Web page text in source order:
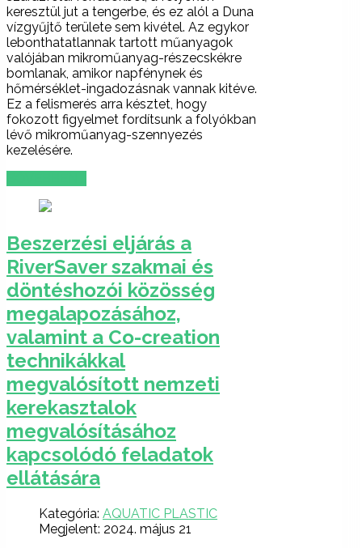
keresztül jut a tengerbe, és ez alól a Duna
vízgyűjtő területe sem kivétel. Az egykor
lebonthatatlannak tartott műanyagok
valójában mikroműanyag-részecskékre
bomlanak, amikor napfénynek és
hőmérséklet-ingadozásnak vannak kitéve.
Ez a felismerés arra késztet, hogy
fokozott figyelmet fordítsunk a folyókban
lévő mikroműanyag-szennyezés
kezelésére.
Beszerzési eljárás a
RiverSaver szakmai és
döntéshozói közösség
megalapozásához,
valamint a Co-creation
technikákkal
megvalósított nemzeti
kerekasztalok
megvalósításához
kapcsolódó feladatok
ellátására
Kategória: AQUATIC PLASTIC
Megjelent: 2024. május 21